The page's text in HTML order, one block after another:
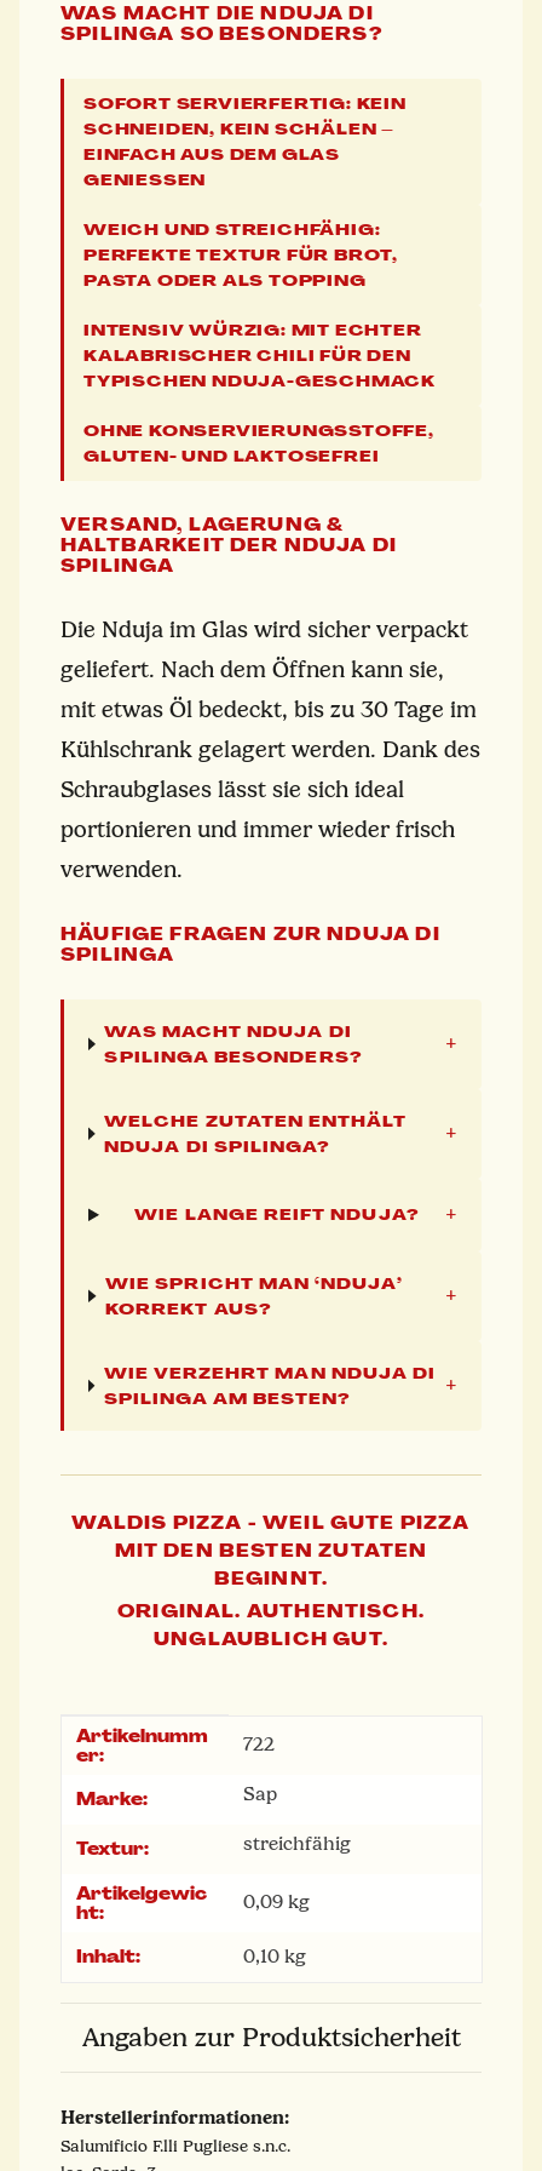
WAS MACHT DIE NDUJA DI
SPILINGA SO BESONDERS?
SOFORT SERVIERFERTIG: KEIN
SCHNEIDEN, KEIN SCHÄLEN –
EINFACH AUS DEM GLAS
GENIESSEN
WEICH UND STREICHFÄHIG:
PERFEKTE TEXTUR FÜR BROT,
PASTA ODER ALS TOPPING
INTENSIV WÜRZIG: MIT ECHTER
KALABRISCHER CHILI FÜR DEN
TYPISCHEN NDUJA-GESCHMACK
OHNE KONSERVIERUNGSSTOFFE,
GLUTEN- UND LAKTOSEFREI
VERSAND, LAGERUNG &
HALTBARKEIT DER NDUJA DI
SPILINGA
Die Nduja im Glas wird sicher verpackt
geliefert. Nach dem Öffnen kann sie,
mit etwas Öl bedeckt, bis zu 30 Tage im
Kühlschrank gelagert werden. Dank des
Schraubglases lässt sie sich ideal
portionieren und immer wieder frisch
verwenden.
HÄUFIGE FRAGEN ZUR NDUJA DI
SPILINGA
WAS MACHT NDUJA DI
SPILINGA BESONDERS?
+
WELCHE ZUTATEN ENTHÄLT
NDUJA DI SPILINGA?
+
WIE LANGE REIFT NDUJA? +
WIE SPRICHT MAN ‘NDUJA’
KORREKT AUS?
+
WIE VERZEHRT MAN NDUJA DI
SPILINGA AM BESTEN?
+
WALDIS PIZZA - WEIL GUTE PIZZA
MIT DEN BESTEN ZUTATEN
BEGINNT.
ORIGINAL. AUTHENTISCH.
UNGLAUBLICH GUT.
Produkteigenschaft
Wert
Artikelnumm
er:
722
Marke: Sap
Textur: streichfähig
Artikelgewic
ht:
0,09 kg
Inhalt: 0,10 kg
Angaben zur Produktsicherheit
Herstellerinformationen:
Salumificio F.lli Pugliese s.n.c.